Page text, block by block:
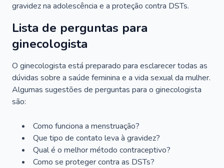
gravidez na adolescência e a proteção contra DSTs.
Lista de perguntas para
ginecologista
O ginecologista está preparado para esclarecer todas as
dúvidas sobre a saúde feminina e a vida sexual da mulher.
Algumas sugestões de perguntas para o ginecologista
são:
Como funciona a menstruação?
Que tipo de contato leva à gravidez?
Qual é o melhor método contraceptivo?
Como se proteger contra as DSTs?